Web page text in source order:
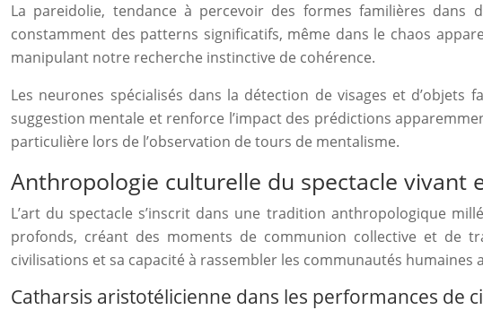
La pareidolie, tendance à percevoir des formes familières dans
constamment des patterns significatifs, même dans le chaos
manipulant notre recherche instinctive de cohérence.
Les neurones spécialisés dans la détection de visages et d’objets
suggestion mentale et renforce l’impact des prédictions
particulière lors de l’observation de tours de mentalisme.
Anthropologie culturelle du spectacle vivant
L’art du spectacle s’inscrit dans une tradition anthropologique
profonds, créant des moments de communion collective et de
civilisations et sa capacité à rassembler les communautés humaines
Catharsis aristotélicienne dans les performances de